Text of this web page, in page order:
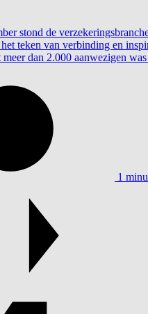
stond de
teken van verbinding en
dan 2.000 aanwezigen
1